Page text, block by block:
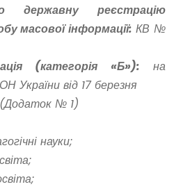
державну реєстрацію
масової інформації: КВ №
(категорія «Б»): на
України від 17 березня
№ 1)
науки;